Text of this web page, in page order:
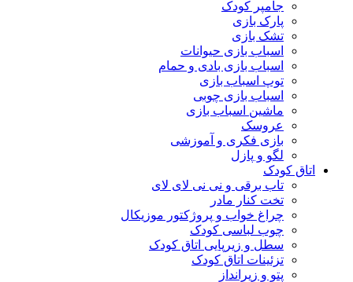
جامپر کودک
پارک بازی
تشک بازی
اسباب بازی حیوانات
اسباب بازی بادی و حمام
توپ اسباب بازی
اسباب بازی چوبی
ماشین اسباب بازی
عروسک
بازی فکری و آموزشی
لگو و پازل
اتاق کودک
تاب برقی و نی نی لای لای
تخت کنار مادر
چراغ خواب و پروژکتور موزیکال
چوب لباسی کودک
سطل و زیرپایی اتاق کودک
تزئینات اتاق کودک
پتو و زیرانداز